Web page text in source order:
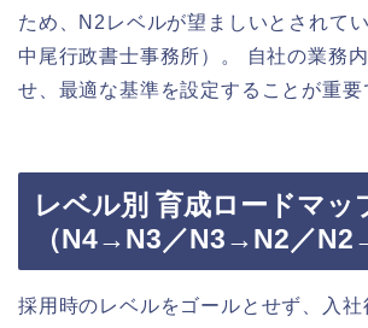
ため、N2レベルが望ましいとされて
中尾行政書士事務所）。 自社の業務
せ、最適な基準を設定することが重要
レベル別 育成ロードマッ
（N4→N3／N3→N2／
採用時のレベルをゴールとせず、入社